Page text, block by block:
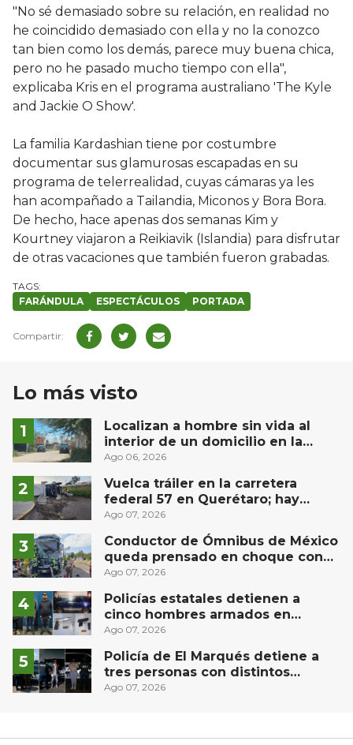
"No sé demasiado sobre su relación, en realidad no
he coincidido demasiado con ella y no la conozco
tan bien como los demás, parece muy buena chica,
pero no he pasado mucho tiempo con ella",
explicaba Kris en el programa australiano 'The Kyle
and Jackie O Show'.
La familia Kardashian tiene por costumbre
documentar sus glamurosas escapadas en su
programa de telerrealidad, cuyas cámaras ya les
han acompañado a Tailandia, Miconos y Bora Bora.
De hecho, hace apenas dos semanas Kim y
Kourtney viajaron a Reikiavik (Islandia) para disfrutar
de otras vacaciones que también fueron grabadas.
FARÁNDULA ESPECTÁCULOS PORTADA
Lo más visto
Localizan a hombre sin vida al
interior de un domicilio en la
comunidad El Rodeo, San Juan del
Ago 06, 2026
Vuelca tráiler en la carretera
federal 57 en Querétaro; hay
derrame de combustible
controlado, sin lesionados
Ago 07, 2026
Conductor de Ómnibus de México
queda prensado en choque con
materialista en San Juan del Río
Ago 07, 2026
Policías estatales detienen a
cinco hombres armados en
Puebla capital
Ago 07, 2026
Policía de El Marqués detiene a
tres personas con distintos
narcóticos
Ago 07, 2026